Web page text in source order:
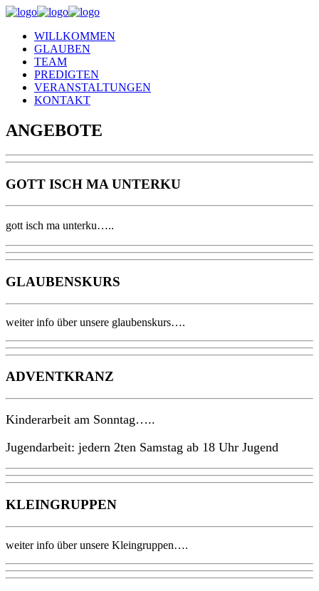
WILLKOMMEN
GLAUBEN
TEAM
PREDIGTEN
VERANSTALTUNGEN
KONTAKT
ANGEBOTE
GOTT ISCH MA UNTERKU
gott isch ma unterku…..
GLAUBENSKURS
weiter info über unsere glaubenskurs….
ADVENTKRANZ
Kinderarbeit am Sonntag…..
Jugendarbeit: jedern 2ten Samstag ab 18 Uhr Jugend
KLEINGRUPPEN
weiter info über unsere Kleingruppen….